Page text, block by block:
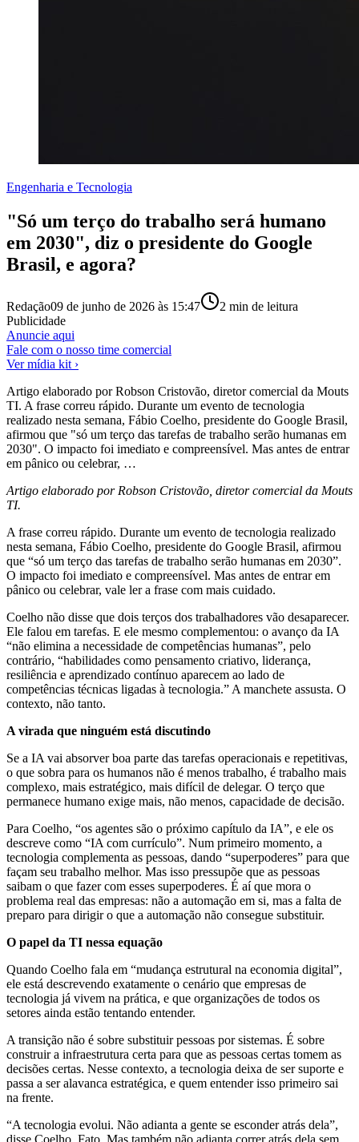
Engenharia e Tecnologia
"Só um terço do trabalho será humano
em 2030", diz o presidente do Google
Brasil, e agora?
Redação09 de junho de 2026 às 15:47 2 min de leitura
Publicidade
Anuncie aqui
Fale com o nosso time comercial
Ver mídia kit ›
Artigo elaborado por Robson Cristovão, diretor comercial da Mouts
TI. A frase correu rápido. Durante um evento de tecnologia
realizado nesta semana, Fábio Coelho, presidente do Google Brasil,
afirmou que "só um terço das tarefas de trabalho serão humanas em
2030". O impacto foi imediato e compreensível. Mas antes de entrar
em pânico ou celebrar, …
Artigo elaborado por Robson Cristovão, diretor comercial da Mouts
TI.
A frase correu rápido. Durante um evento de tecnologia realizado
nesta semana, Fábio Coelho, presidente do Google Brasil, afirmou
que “só um terço das tarefas de trabalho serão humanas em 2030”.
O impacto foi imediato e compreensível. Mas antes de entrar em
pânico ou celebrar, vale ler a frase com mais cuidado.
Coelho não disse que dois terços dos trabalhadores vão desaparecer.
Ele falou em tarefas. E ele mesmo complementou: o avanço da IA
“não elimina a necessidade de competências humanas”, pelo
contrário, “habilidades como pensamento criativo, liderança,
resiliência e aprendizado contínuo aparecem ao lado de
competências técnicas ligadas à tecnologia.” A manchete assusta. O
contexto, não tanto.
A virada que ninguém está discutindo
Se a IA vai absorver boa parte das tarefas operacionais e repetitivas,
o que sobra para os humanos não é menos trabalho, é trabalho mais
complexo, mais estratégico, mais difícil de delegar. O terço que
permanece humano exige mais, não menos, capacidade de decisão.
Para Coelho, “os agentes são o próximo capítulo da IA”, e ele os
descreve como “IA com currículo”. Num primeiro momento, a
tecnologia complementa as pessoas, dando “superpoderes” para que
façam seu trabalho melhor. Mas isso pressupõe que as pessoas
saibam o que fazer com esses superpoderes. É aí que mora o
problema real das empresas: não a automação em si, mas a falta de
preparo para dirigir o que a automação não consegue substituir.
O papel da TI nessa equação
Quando Coelho fala em “mudança estrutural na economia digital”,
ele está descrevendo exatamente o cenário que empresas de
tecnologia já vivem na prática, e que organizações de todos os
setores ainda estão tentando entender.
A transição não é sobre substituir pessoas por sistemas. É sobre
construir a infraestrutura certa para que as pessoas certas tomem as
decisões certas. Nesse contexto, a tecnologia deixa de ser suporte e
passa a ser alavanca estratégica, e quem entender isso primeiro sai
na frente.
“A tecnologia evolui. Não adianta a gente se esconder atrás dela”,
disse Coelho. Fato. Mas também não adianta correr atrás dela sem